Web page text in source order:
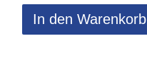
In den Warenkorb